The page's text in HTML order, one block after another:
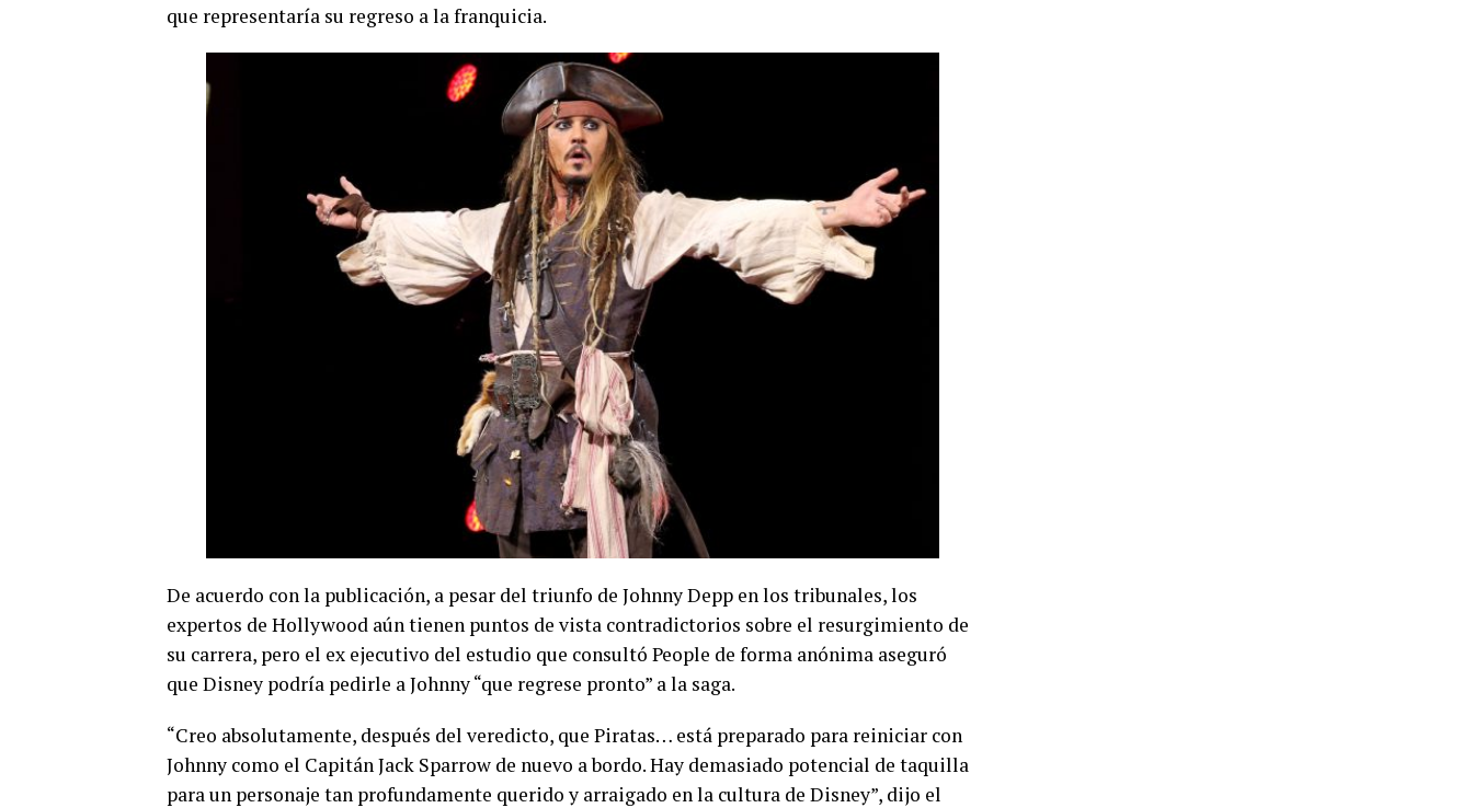
que representaría su regreso a la franquicia.
De acuerdo con la publicación, a pesar del triunfo de Johnny Depp en los tribunales, los
expertos de Hollywood aún tienen puntos de vista contradictorios sobre el resurgimiento de
su carrera, pero el ex ejecutivo del estudio que consultó People de forma anónima aseguró
que Disney podría pedirle a Johnny “que regrese pronto” a la saga.
“Creo absolutamente, después del veredicto, que Piratas… está preparado para reiniciar con
Johnny como el Capitán Jack Sparrow de nuevo a bordo. Hay demasiado potencial de taquilla
para un personaje tan profundamente querido y arraigado en la cultura de Disney”, dijo el